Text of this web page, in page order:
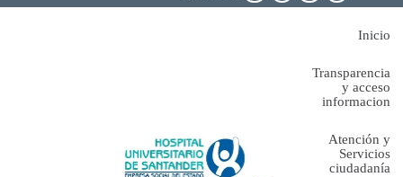
Inicio
Transparencia
y acceso
informacion
Atención y
Servicios
ciudadanía